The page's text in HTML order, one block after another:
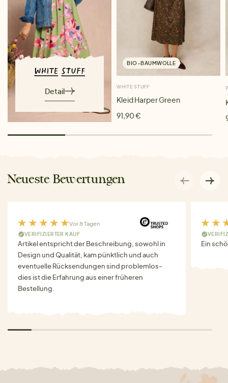
Detail
BIO-BAUMWOLLE
WHITE STUFF
Kleid Harper Green
91,90 €
Neueste Bewertungen
Vor 8 Tagen
VERIFIZIERTER KAUF
Artikel entspricht der Beschreibung, sowohl in
Design und Qualität, kam pünktlich und auch
eventuelle Rücksendungen sind problemlos-
dies ist die Erfahrung aus einer früheren
Bestellung.
Ein